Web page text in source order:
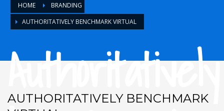
HOME
BRANDING
AUTHORITATIVELY BENCHMARK VIRTUAL
Authoritatively
AUTHORITATIVELY BENCHMARK